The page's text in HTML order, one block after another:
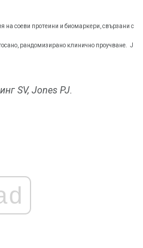
соеви протеини и биомаркери, свързани с
рандомизирано клинично проучване. J
SV, Jones PJ.